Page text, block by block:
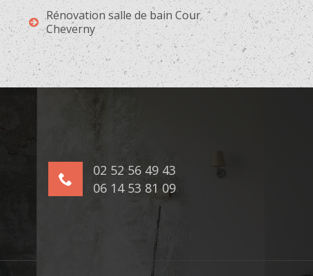
Rénovation salle de bain Cour
Cheverny
02 52 56 49 43
06 14 53 81 09